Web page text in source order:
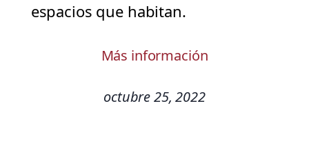
espacios que habitan.
Más información
octubre 25, 2022